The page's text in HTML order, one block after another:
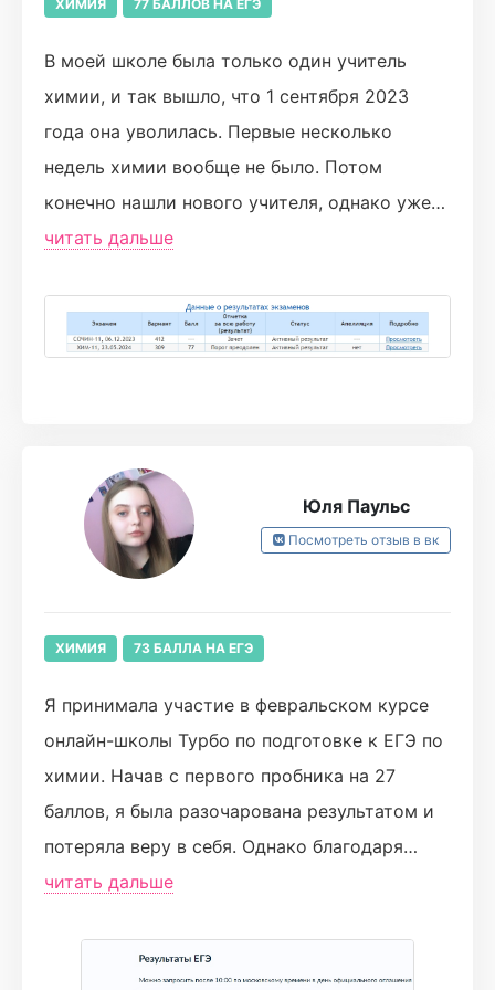
ХИМИЯ 77 БАЛЛОВ НА ЕГЭ
В моей школе была только один учитель
химии, и так вышло, что 1 сентября 2023
года она уволилась. Первые несколько
недель химии вообще не было. Потом
конечно нашли нового учителя, однако уже
тогда я понимал, что готовиться мне
март, я пигу свой первый пробник и получил
за него 43 балла. Это был провал. Я не знал
Никита, мой преподаватель, сразу ввёл меня
в курс дела. За то небольшое количество
времени, которое у нас было, мы повторили
Спасибо вам огромное!
читать дальше
Юля Паульс
Посмотреть отзыв в вк
ХИМИЯ 73 БАЛЛА НА ЕГЭ
Я принимала участие в февральском курсе
онлайн-школы Турбо по подготовке к ЕГЭ по
химии. Начав с первого пробника на 27
баллов, я была разочарована результатом и
потеряла веру в себя. Однако благодаря
качественным материалам, прекрасному
подходу к каждому ученику, моя подготовка
читать дальше